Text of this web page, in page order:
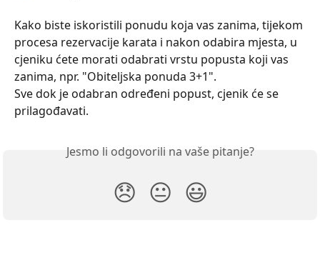
Kako biste iskoristili ponudu koja vas zanima, tijekom
procesa rezervacije karata i nakon odabira mjesta, u
cjeniku ćete morati odabrati vrstu popusta koji vas
zanima, npr. "Obiteljska ponuda 3+1".
Sve dok je odabran određeni popust, cjenik će se
prilagođavati.
Jesmo li odgovorili na vaše pitanje?
😞 😐 😃